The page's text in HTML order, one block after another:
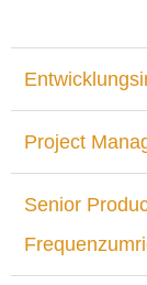
Project
Senior